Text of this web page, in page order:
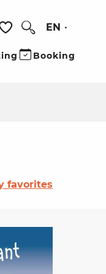
Voir les favoris
EN
Booking
favorites